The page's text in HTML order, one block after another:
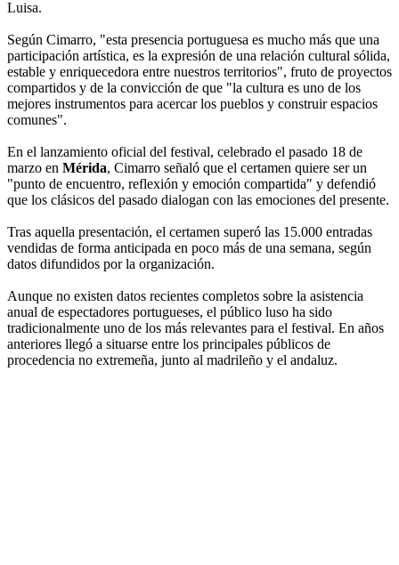
Luisa.
Según Cimarro, "esta presencia portuguesa es mucho más que una
participación artística, es la expresión de una relación cultural sólida,
estable y enriquecedora entre nuestros territorios", fruto de proyectos
compartidos y de la convicción de que "la cultura es uno de los
mejores instrumentos para acercar los pueblos y construir espacios
comunes".
En el lanzamiento oficial del festival, celebrado el pasado 18 de
marzo en Mérida, Cimarro señaló que el certamen quiere ser un
"punto de encuentro, reflexión y emoción compartida" y defendió
que los clásicos del pasado dialogan con las emociones del presente.
Tras aquella presentación, el certamen superó las 15.000 entradas
vendidas de forma anticipada en poco más de una semana, según
datos difundidos por la organización.
Aunque no existen datos recientes completos sobre la asistencia
anual de espectadores portugueses, el público luso ha sido
tradicionalmente uno de los más relevantes para el festival. En años
anteriores llegó a situarse entre los principales públicos de
procedencia no extremeña, junto al madrileño y el andaluz.